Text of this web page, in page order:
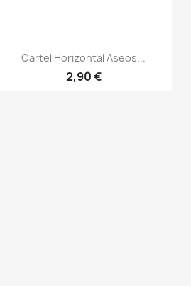
visibility Vistazo rápido
Cartel Horizontal Aseos...
2,90 €